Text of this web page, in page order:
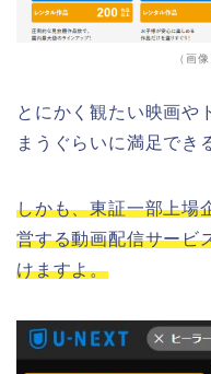
（画
とにかく観たい映画や
まうぐらいに満足でき
しかも、東証一部上場
営する動画配信サービ
けますよ。